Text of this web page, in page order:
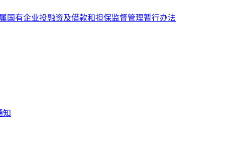
国有企业投融资及借款和担保监督管理暂行办法
知